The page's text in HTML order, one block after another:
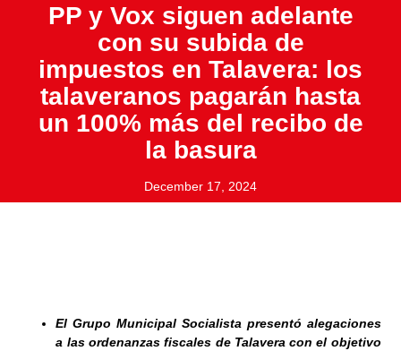
PP y Vox siguen adelante
con su subida de
impuestos en Talavera: los
talaveranos pagarán hasta
un 100% más del recibo de
la basura
December 17, 2024
El Grupo Municipal Socialista presentó alegaciones
a las ordenanzas fiscales de Talavera con el objetivo